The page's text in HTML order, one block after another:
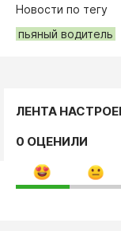
Новости по тегу
пьяный водитель
ЛЕНТА
0 ОЦЕНИЛИ